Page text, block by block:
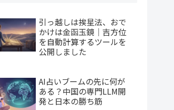
引っ越しは挨星法、おで
かけは金函玉鏡｜吉方位
を自動計算するツールを
公開しました
AI占いブームの先に何が
ある？中国の専門LLM開
発と日本の勝ち筋